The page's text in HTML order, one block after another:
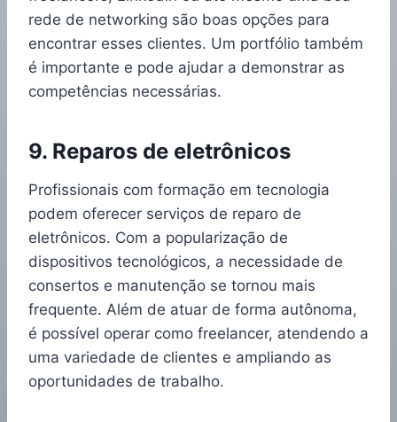
rede de networking são boas opções para
encontrar esses clientes. Um portfólio também
é importante e pode ajudar a demonstrar as
competências necessárias.
9. Reparos de eletrônicos
Profissionais com formação em tecnologia
podem oferecer serviços de reparo de
eletrônicos. Com a popularização de
dispositivos tecnológicos, a necessidade de
consertos e manutenção se tornou mais
frequente. Além de atuar de forma autônoma,
é possível operar como freelancer, atendendo a
uma variedade de clientes e ampliando as
oportunidades de trabalho.